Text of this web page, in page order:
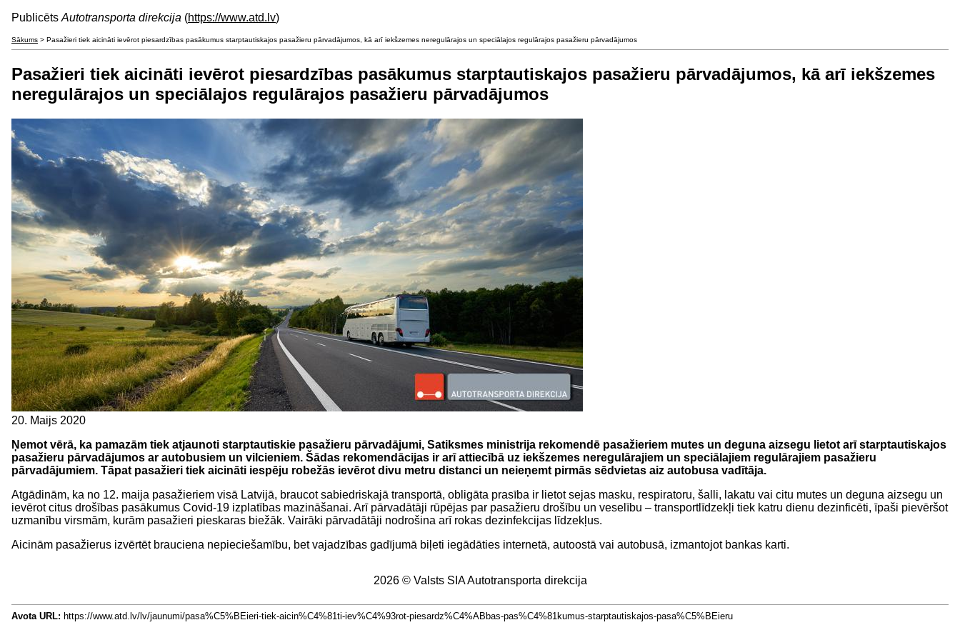
Publicēts Autotransporta direkcija (https://www.atd.lv)
Sākums > Pasažieri tiek aicināti ievērot piesardzības pasākumus starptautiskajos pasažieru pārvadājumos, kā arī iekšzemes neregulārajos un speciālajos regulārajos pasažieru pārvadājumos
Pasažieri tiek aicināti ievērot piesardzības pasākumus starptautiskajos pasažieru pārvadājumos, kā arī iekšzemes
neregulārajos un speciālajos regulārajos pasažieru pārvadājumos
20. Maijs 2020
Ņemot vērā, ka pamazām tiek atjaunoti starptautiskie pasažieru pārvadājumi, Satiksmes ministrija rekomendē pasažieriem mutes un deguna aizsegu lietot arī starptautiskajos
pasažieru pārvadājumos ar autobusiem un vilcieniem. Šādas rekomendācijas ir arī attiecībā uz iekšzemes neregulārajiem un speciālajiem regulārajiem pasažieru
pārvadājumiem. Tāpat pasažieri tiek aicināti iespēju robežās ievērot divu metru distanci un neieņemt pirmās sēdvietas aiz autobusa vadītāja.
Atgādinām, ka no 12. maija pasažieriem visā Latvijā, braucot sabiedriskajā transportā, obligāta prasība ir lietot sejas masku, respiratoru, šalli, lakatu vai citu mutes un deguna aizsegu un
ievērot citus drošības pasākumus Covid-19 izplatības mazināšanai. Arī pārvadātāji rūpējas par pasažieru drošību un veselību – transportlīdzekļi tiek katru dienu dezinficēti, īpaši pievēršot
uzmanību virsmām, kurām pasažieri pieskaras biežāk. Vairāki pārvadātāji nodrošina arī rokas dezinfekcijas līdzekļus.
Aicinām pasažierus izvērtēt brauciena nepieciešamību, bet vajadzības gadījumā biļeti iegādāties internetā, autoostā vai autobusā, izmantojot bankas karti.
2026 © Valsts SIA Autotransporta direkcija
Avota URL: https://www.atd.lv/lv/jaunumi/pasa%C5%BEieri-tiek-aicin%C4%81ti-iev%C4%93rot-piesardz%C4%ABbas-pas%C4%81kumus-starptautiskajos-pasa%C5%BEieru